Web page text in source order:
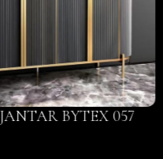
BYTEX 057